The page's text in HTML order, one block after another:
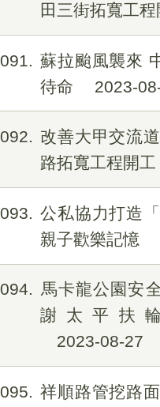
田三街拓寬工程
蘇拉颱風襲來
待命
2023-
改善大甲交流
路拓寬工程開工
公私協力打造
親子歡樂記憶
馬卡龍公園安
謝太平扶
2023-08-27
祥順路管挖路